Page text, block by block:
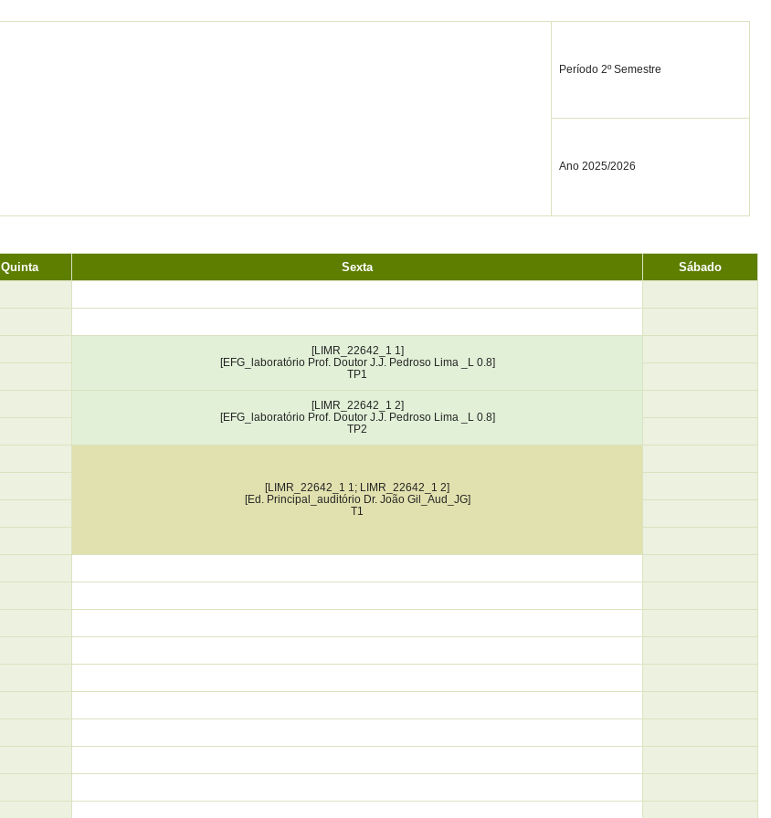
Período 2º Semestre
Ano 2025/2026
Quinta Sexta
Sábado
[LIMR_22642_1 1]
[EFG_laboratório Prof. Doutor J.J. Pedroso Lima _L 0.8]
TP1
[LIMR_22642_1 2]
[EFG_laboratório Prof. Doutor J.J. Pedroso Lima _L 0.8]
TP2
[LIMR_22642_1 1; LIMR_22642_1 2]
[Ed. Principal_auditório Dr. João Gil_Aud_JG]
T1